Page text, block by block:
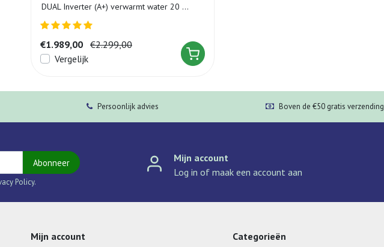
DUAL Inverter (A+) verwarmt water 20 ...
€1.989,00 €2.299,00
Vergelijk
Persoonlijk advies Boven de €50 gratis verzending
Abonneer
Policy.
Mijn account
Log in of maak een account aan
Mijn account Categorieën